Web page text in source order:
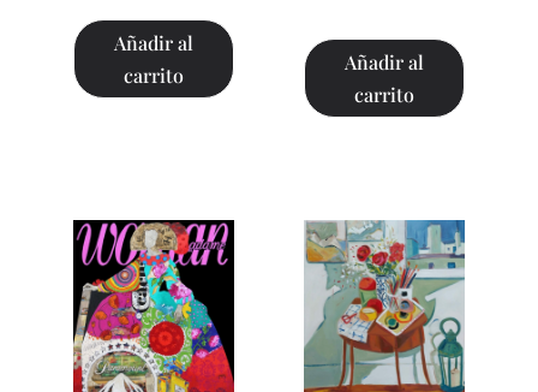
Añadir al
carrito
Añadir al
carrito